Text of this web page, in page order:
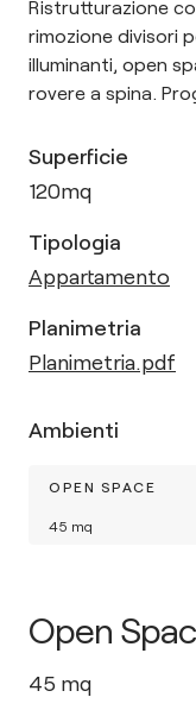
Ristrutturazione
rimozione divisori
illuminanti, open
rovere a spina.
Superficie
120mq
Tipologia
Appartamento
Planimetria
Planimetria.pdf
Ambienti
OPEN SPACE
45 mq
Open
45 mq